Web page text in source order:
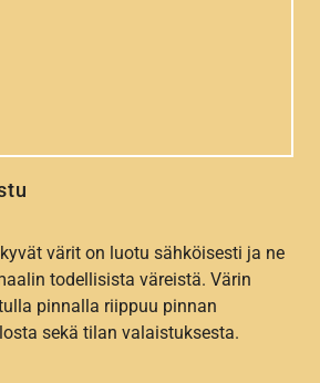
värit on luotu sähköisesti ja ne
todellisista väreistä. Värin
pinnalla riippuu pinnan
sekä tilan valaistuksesta.